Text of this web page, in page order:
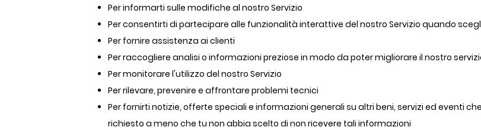
Per informarti sulle modifiche al nostro Servizio
Per consentirti di partecipare alle funzionalità interattive del nostro Servizio quando
Per fornire assistenza ai clienti
Per raccogliere analisi o informazioni preziose in modo da poter migliorare il nostro
Per monitorare l'utilizzo del nostro Servizio
Per rilevare, prevenire e affrontare problemi tecnici
Per fornirti notizie, offerte speciali e informazioni generali su altri beni, servizi ed eventi
richiesto a meno che tu non abbia scelto di non ricevere tali informazioni